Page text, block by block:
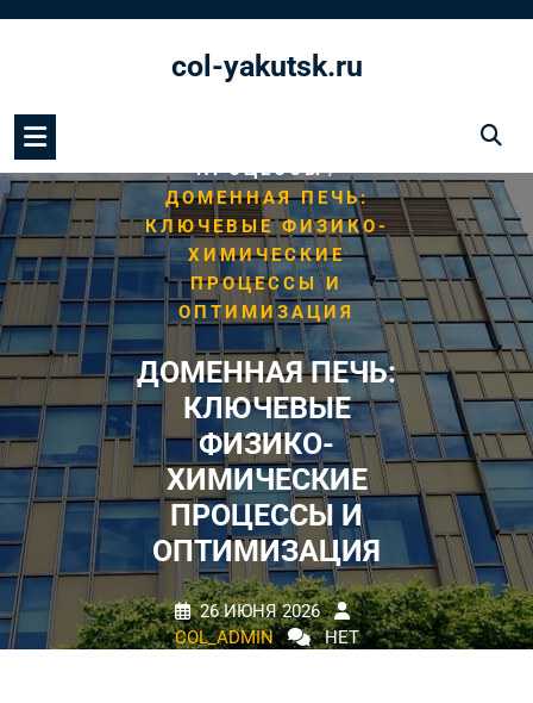
col-yakutsk.ru
ПРОЦЕССЫ/
ДОМЕННАЯ ПЕЧЬ:
КЛЮЧЕВЫЕ ФИЗИКО-
ХИМИЧЕСКИЕ
ПРОЦЕССЫ И
ОПТИМИЗАЦИЯ
ДОМЕННАЯ ПЕЧЬ:
КЛЮЧЕВЫЕ
ФИЗИКО-
ХИМИЧЕСКИЕ
ПРОЦЕССЫ И
ОПТИМИЗАЦИЯ
26 ИЮНЯ 2026
COL_ADMIN
НЕТ